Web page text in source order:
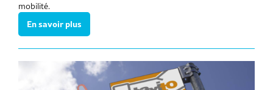
mobilité.
En savoir plus